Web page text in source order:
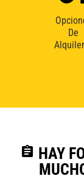
De
Alquiler
assignment HAY